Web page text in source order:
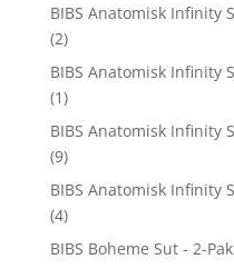
BIBS Anatomisk Infinity
(2)
BIBS Anatomisk Infinity
(1)
BIBS Anatomisk Infinity
(9)
BIBS Anatomisk Infinity
(4)
BIBS Boheme Sut - 2-